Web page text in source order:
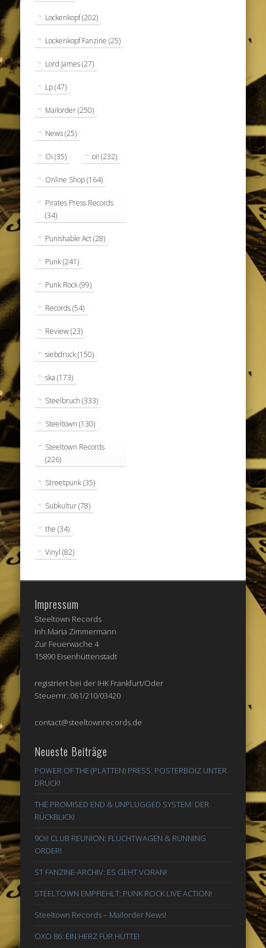
Lockenkopf(202)
Lockenkopf Fanzine (25)
Lord James(27)
Lp(47)
Mailorder(250)
News(25)
Oi (35) oi! (232)
Online Shop(164)
Pirates Press Records
(34)
Punishable Act(28)
Punk(241)
Punk Rock(99)
Records(54)
Review(23)
siebdruck(150)
ska (173)
Steelbruch (333)
Steeltown (130)
Steeltown Records
(226)
Streetpunk(35)
Subkultur(78)
the (34)
Vinyl (82)
Impressum
Steeltown Records
Inh.Maria Zimmermann
Zur Feuerwache 4
15890 Eisenhüttenstadt
registriert bei der IHK Frankfurt/Oder
Steuernr.:061/210/03420
contact@steeltownrecords.de
Neueste Beiträge
POWER OF THE (PLATTEN) PRESS: POSTERBOIZ UNTER
DRUCK!
THE PROMISED END & UNPLUGGED SYSTEM: DER
RÜCKBLICK!
9Oi! CLUB REUNION: FLUCHTWAGEN & RUNNING
ORDER!
ST FANZINE-ARCHIV: ES GEHT VORAN!
STEELTOWN EMPFIEHLT: PUNK ROCK LIVE ACTION!
Steeltown Records – Mailorder News!
OXO 86: EIN HERZ FÜR HÜTTE!